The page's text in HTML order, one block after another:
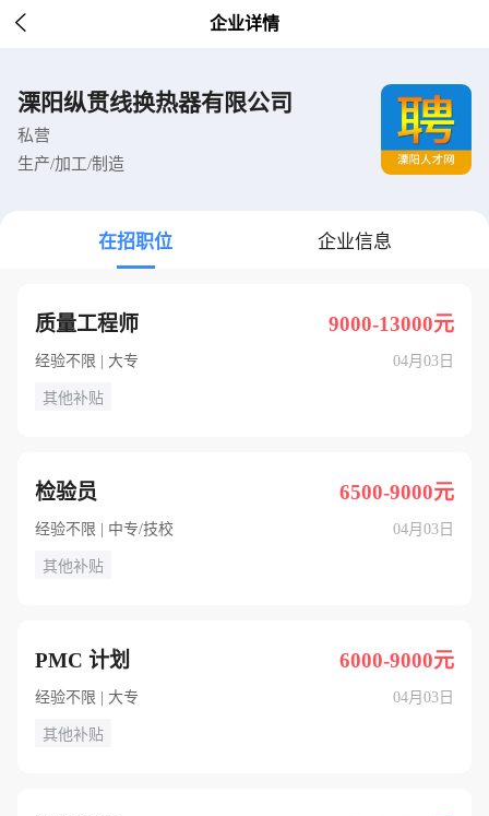
 企业详情
溧阳纵贯线换热器有限公司
私营
生产/加工/制造
在招职位 企业信息
质量工程师 9000-13000元
经验不限 | 大专 04月03日
其他补贴
检验员 6500-9000元
经验不限 | 中专/技校 04月03日
其他补贴
PMC 计划 6000-9000元
经验不限 | 大专 04月03日
其他补贴